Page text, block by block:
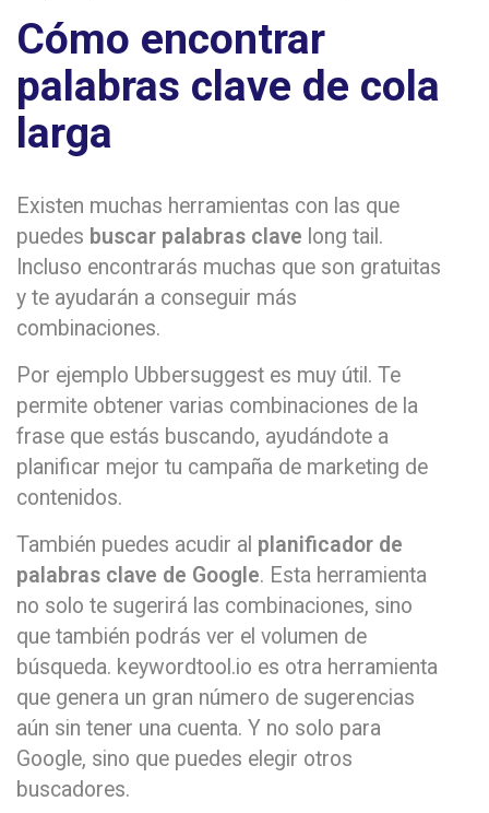
Cómo encontrar
palabras clave de cola
larga
Existen muchas herramientas con las que
puedes buscar palabras clave long tail.
Incluso encontrarás muchas que son gratuitas
y te ayudarán a conseguir más
combinaciones.
Por ejemplo Ubbersuggest es muy útil. Te
permite obtener varias combinaciones de la
frase que estás buscando, ayudándote a
planificar mejor tu campaña de marketing de
contenidos.
También puedes acudir al planificador de
palabras clave de Google. Esta herramienta
no solo te sugerirá las combinaciones, sino
que también podrás ver el volumen de
búsqueda. keywordtool.io es otra herramienta
que genera un gran número de sugerencias
aún sin tener una cuenta. Y no solo para
Google, sino que puedes elegir otros
buscadores.